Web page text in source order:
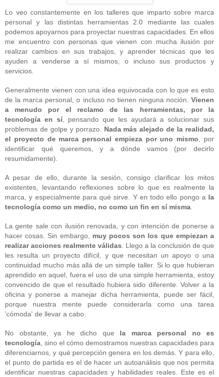
Lo veo constantemente en los talleres que imparto sobre marca
personal y las distintas herramientas 2.0 mediante las cuales
podemos apoyarnos para proyectar nuestras capacidades. En ellos
me encuentro con personas que vienen con mucha ilusión por
realizar cambios en sus trabajos, y aprender técnicas que les
ayuden a venderse a sí mismos, o incluso sus productos y
servicios.
Generalmente vienen con una idea equivocada con lo que es esto
de la marca personal, o incluso no tienen ninguna noción. Vienen
a menudo por el reclamo de las herramientas, por la
tecnología en sí, pensando que les ayudará a solucionar sus
problemas de golpe y porrazo. Nada más alejado de la realidad,
el proyecto de marca personal empieza por uno mismo, por
identificar qué queremos, y a dónde vamos (por decirlo
resumidamente).
A pesar de ello, durante la sesión, consigo clarificar los mitos
existentes, levantando reflexiones sobre lo que es realmente la
marca, y especialmente para qué sirve. Y en todo ello pongo a la
tecnología como un medio, no como un fin en sí misma.
La gente sale con ilusión renovada, y con intención de ponerse a
hacer cosas. Sin embargo, muy pocos son los que empiezan a
realizar acciones realmente válidas. Llego a la conclusión de que
les resulta un proyecto difícil, y que necesitan un apoyo o una
continuidad mucho más allá de un simple taller. Si lo que hubieran
aprendido en aquel, fuera el uso de una simple herramienta, estoy
convencido de que el resultado hubiera sido diferente. Volver a la
oficina y ponerse a manejar dicha herramienta, puede ser fácil,
porque nuestra mente puede considerarla como una tarea
'cómoda' de llevar a cabo.
No obstante, ya he dicho que la marca personal no es
tecnología, sino el cómo demostramos nuestras capacidades para
diferenciarnos, y qué percepción genera en los demás. Y para ello,
el punto de partida es el de hacer un autoanálisis que nos permita
identificar nuestras capacidades y habilidades reales. Este es el